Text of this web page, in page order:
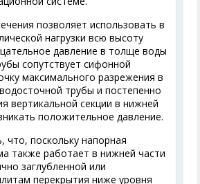
позволяет использовать в
нагрузки всю высоту
давление в толще воды
сопутствует сифонной
максимального разрежения в
трубы и постепенно
вертикальной секции в нижней
положительное давление.
что, поскольку напорная
также работает в нижней части
заглубленной или
перекрытия ниже уровня